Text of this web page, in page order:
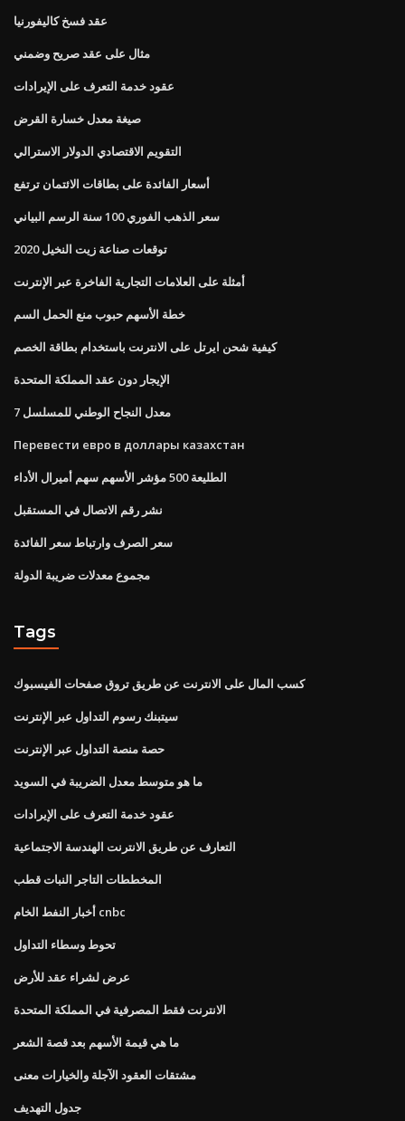
عقد فسخ كاليفورنيا
مثال على عقد صريح وضمني
عقود خدمة التعرف على الإيرادات
صيغة معدل خسارة القرض
التقويم الاقتصادي الدولار الاسترالي
أسعار الفائدة على بطاقات الائتمان ترتفع
سعر الذهب الفوري 100 سنة الرسم البياني
توقعات صناعة زيت النخيل 2020
أمثلة على العلامات التجارية الفاخرة عبر الإنترنت
خطة الأسهم حبوب منع الحمل السم
كيفية شحن ايرتل على الانترنت باستخدام بطاقة الخصم
الإيجار دون عقد المملكة المتحدة
معدل النجاح الوطني للمسلسل 7
Перевести евро в доллары казахстан
الطليعة 500 مؤشر الأسهم سهم أميرال الأداء
نشر رقم الاتصال في المستقبل
سعر الصرف وارتباط سعر الفائدة
مجموع معدلات ضريبة الدولة
Tags
كسب المال على الانترنت عن طريق تروق صفحات الفيسبوك
سيتبنك رسوم التداول عبر الإنترنت
حصة منصة التداول عبر الإنترنت
ما هو متوسط ​​معدل الضريبة في السويد
عقود خدمة التعرف على الإيرادات
التعارف عن طريق الانترنت الهندسة الاجتماعية
المخططات التاجر النبات قطب
أخبار النفط الخام cnbc
تحوط وسطاء التداول
عرض لشراء عقد للأرض
الانترنت فقط المصرفية في المملكة المتحدة
ما هي قيمة الأسهم بعد قصة الشعر
مشتقات العقود الآجلة والخيارات معنى
جدول التهديف